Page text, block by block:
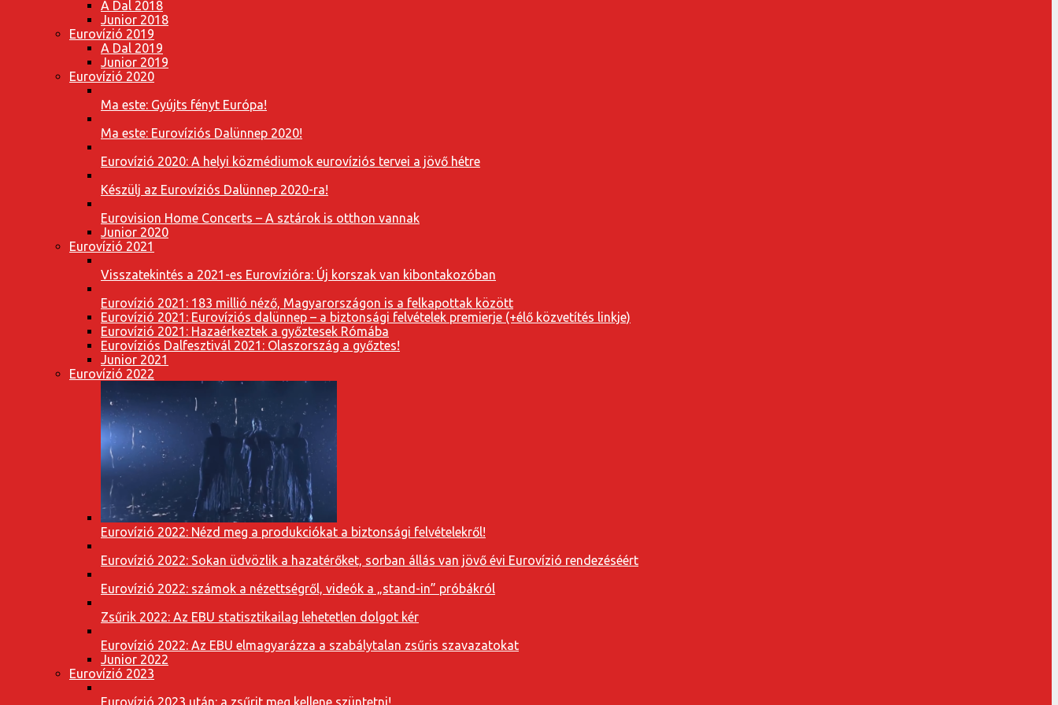
A Dal 2018
Junior 2018
Eurovízió 2019
A Dal 2019
Junior 2019
Eurovízió 2020
Ma este: Gyújts fényt Európa!
Ma este: Eurovíziós Dalünnep 2020!
Eurovízió 2020: A helyi közmédiumok eurovíziós tervei a jövő hétre
Készülj az Eurovíziós Dalünnep 2020-ra!
Eurovision Home Concerts – A sztárok is otthon vannak
Junior 2020
Eurovízió 2021
Visszatekintés a 2021-es Eurovízióra: Új korszak van kibontakozóban
Eurovízió 2021: 183 millió néző, Magyarországon is a felkapottak között
Eurovízió 2021: Eurovíziós dalünnep – a biztonsági felvételek premierje (+élő közvetítés linkje)
Eurovízió 2021: Hazaérkeztek a győztesek Rómába
Eurovíziós Dalfesztivál 2021: Olaszország a győztes!
Junior 2021
Eurovízió 2022
Eurovízió 2022: Nézd meg a produkciókat a biztonsági felvételekről!
Eurovízió 2022: Sokan üdvözlik a hazatérőket, sorban állás van jövő évi Eurovízió rendezéséért
Eurovízió 2022: számok a nézettségről, videók a „stand-in” próbákról
Zsűrik 2022: Az EBU statisztikailag lehetetlen dolgot kér
Eurovízió 2022: Az EBU elmagyarázza a szabálytalan zsűris szavazatokat
Junior 2022
Eurovízió 2023
Eurovízió 2023 után: a zsűrit meg kellene szüntetni!